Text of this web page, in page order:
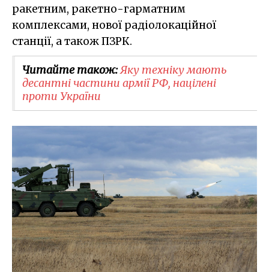
ракетним, ракетно-гарматним
комплексами, нової радіолокаційної
станції, а також ПЗРК.
Читайте також:Яку техніку мають
десантні частини армії РФ, націлені
проти України